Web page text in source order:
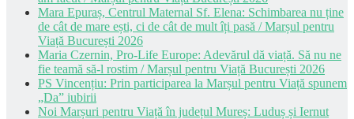
Mara Epuraș, Centrul Maternal Sf. Elena: Schimbarea nu ține
de cât de mare ești, ci de cât de mult îți pasă / Marșul pentru
Viață București 2026
Maria Czernin, Pro-Life Europe: Adevărul dă viață. Să nu ne
fie teamă să-l rostim / Marșul pentru Viață București 2026
PS Vincențiu: Prin participarea la Marșul pentru Viață spunem
„Da” iubirii
Noi Marșuri pentru Viață în județul Mureș: Luduș și Iernut